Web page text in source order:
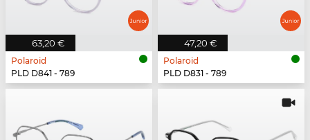
63,20 €
Polaroid
PLD D841 - 789
47,20 €
Polaroid
PLD D831 - 789